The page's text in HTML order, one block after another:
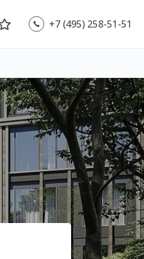
+7 (495) 258-51-51